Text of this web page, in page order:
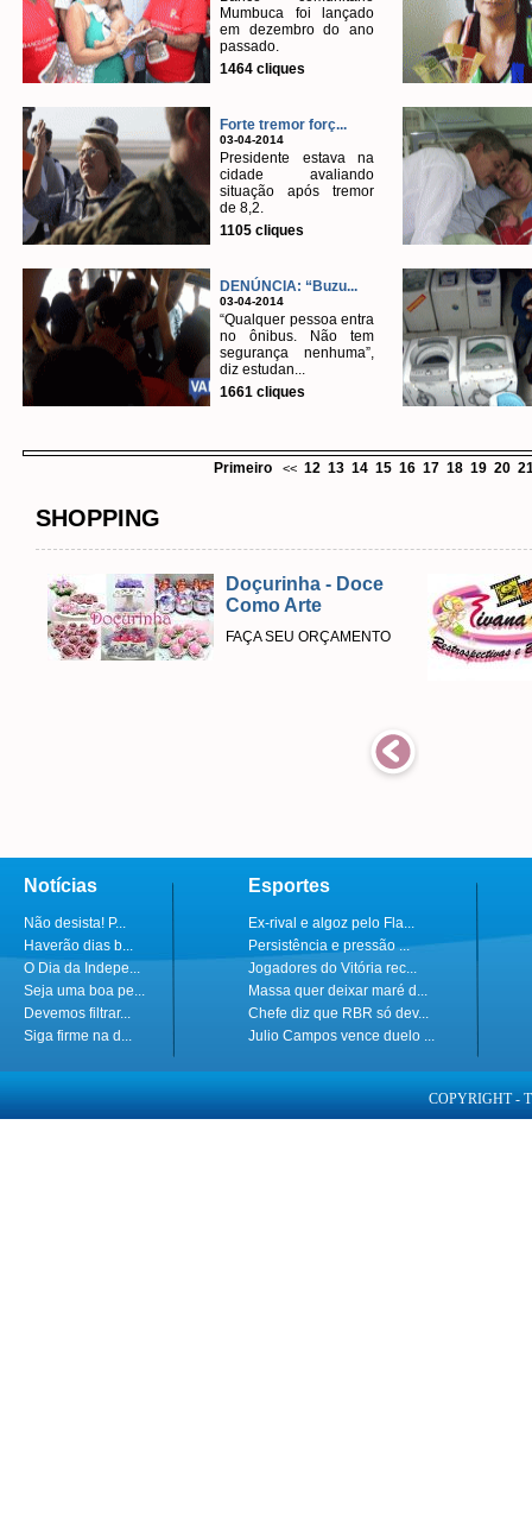
Mumbuca foi lançado
em dezembro do ano
passado.
1464 cliques
Forte tremor forç...
03-04-2014
Presidente estava na
cidade avaliando
situação após tremor
de 8,2.
1105 cliques
DENÚNCIA: “Buzu...
03-04-2014
“Qualquer pessoa entra
no ônibus. Não tem
segurança nenhuma”,
diz estudan...
1661 cliques
Primeiro << 12 13 14 15 16 17 18 19 20
SHOPPING
Doçurinha - Doce
Como Arte
FAÇA SEU ORÇAMENTO
Notícias
Não desista! P...
Haverão dias b...
O Dia da Indepe...
Seja uma boa pe...
Devemos filtrar...
Siga firme na d...
Esportes
Ex-rival e algoz pelo Fla...
Persistência e pressão ...
Jogadores do Vitória rec...
Massa quer deixar maré d...
Chefe diz que RBR só dev...
Julio Campos vence duelo ...
COPYRIGHT -